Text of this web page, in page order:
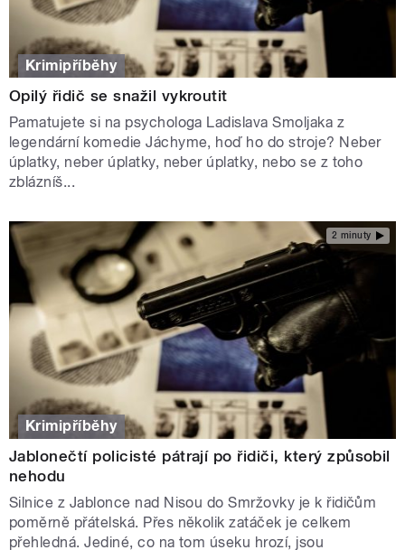
Krimipříběhy
Opilý řidič se snažil vykroutit
Pamatujete si na psychologa Ladislava Smoljaka z
legendární komedie Jáchyme, hoď ho do stroje? Neber
úplatky, neber úplatky, neber úplatky, nebo se z toho
zblázníš...
2 minuty
Krimipříběhy
Jablonečtí policisté pátrají po řidiči, který způsobil
nehodu
Silnice z Jablonce nad Nisou do Smržovky je k řidičům
poměrně přátelská. Přes několik zatáček je celkem
přehledná. Jediné, co na tom úseku hrozí, jsou